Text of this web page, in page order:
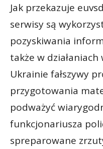
Jak przekazuje
serwisy są
pozyskiwania
także w
Ukrainie fałszywy
przygotowania
podważyć
funkcjonariusza
spreparowane